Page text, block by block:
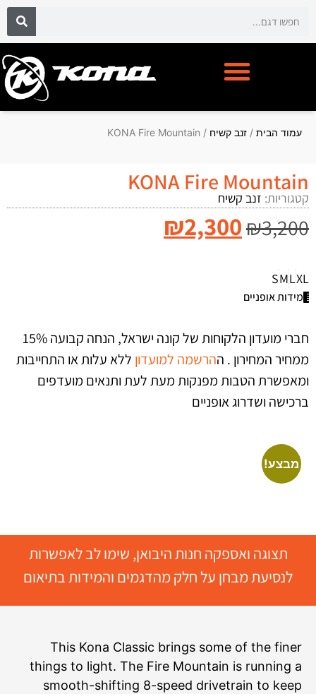
עמוד הבית / זנב קשיח / KONA Fire Mountain
KONA Fire Mountain
קטגוריות: זנב קשיח
₪3,200
₪2,300
XL
L
M
S
מידות אופניים
חברי מועדון הלקוחות של קונה ישראל, הנחה קבועה 15%
ממחיר המחירון . ההרשמה למועדון ללא עלות או התחייבות
ומאפשרת הטבות מפנקות מעת לעת ותנאים מועדפים
ברכישה ושדרוג אופניים
מבצע!
תצוגה ואספקה חנות היבואן, שימו לב לאפשרות
לנסיעת מבחן על חלק מהדגמים והמידות בתיאום
This Kona Classic brings some of the finer
things to light. The Fire Mountain is running a
smooth-shifting 8-speed drivetrain to keep